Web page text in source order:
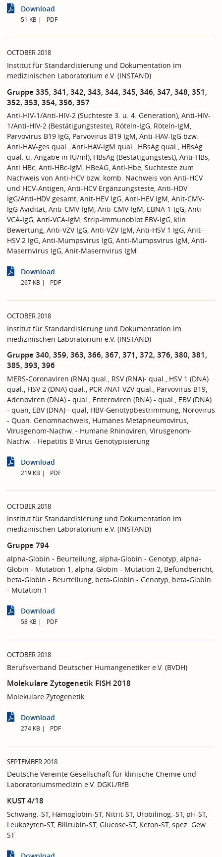
Download
51 KB PDF
OCTOBER 2018
Institut für Standardisierung und Dokumentation im
medizinischen Laboratorium e.V. (INSTAND)
Gruppe 335, 341, 342, 343, 344, 345, 346, 347, 348, 351,
352, 353, 354, 356, 357
Anti-HIV-1/Anti-HIV-2 (Suchteste 3. u. 4. Generation), Anti-HIV-
1/Anti-HIV-2 (Bestätigungsteste), Röteln-IgG, Röteln-IgM,
Parvovirus B19 IgG, Parvovirus B19 IgM, Anti-HAV-IgG bzw.
Anti-HAV-ges.qual., Anti-HAV-IgM qual., HBsAg qual., HBsAg
qual. u. Angabe in IU/ml), HBsAg (Bestätigungstest), Anti-HBs,
Anti HBc, Anti-HBc-IgM, HBeAG, Anti-Hbe, Suchteste zum
Nachweis von Anti-HCV bzw. komb. Nachweis von Anti-HCV
und HCV-Antigen, Anti-HCV Ergänzungsteste, Anti-HDV
IgG/Anti-HDV gesamt, Anit-HEV IgG, Anti-HEV IgM, Anit-CMV-
IgG Avidität, Anti-CMV-IgM, Anti-CMV-IgM, EBNA 1-IgG, Anti-
VCA-IgG, Anti-VCA-IgM, Strip-Immunoblot EBV-IgG, klin.
Bewertung, Anti-VZV IgG, Anti-VZV IgM, Anti-HSV 1 IgG, Anit-
HSV 2 IgG, Anti-Mumpsvirus IgG, Anti-Mumpsvirus IgM, Anti-
Masernvirus IgG, Anit-Masernvirus IgM
Download
267 KB PDF
OCTOBER 2018
Institut für Standardisierung und Dokumentation im
medizinischen Laboratorium e.V. (INSTAND)
Gruppe 340, 359, 363, 366, 367, 371, 372, 376, 380, 381,
385, 393, 396
MERS-Coronaviren (RNA) qual., RSV (RNA)- qual., HSV 1 (DNA)
qual., HSV 2 (DNA) qual., PCR-/NAT-VZV qual., Parvovirus B19,
Adenoviren (DNA) - qual., Enteroviren (RNA) - qual., EBV (DNA)
- quan, EBV (DNA) - qual, HBV-Genotypbestrimmung, Norovirus
- Quan. Genomnachweis, Humanes Metapneumovirus,
Virusgenom-Nachw. - Humane Rhinoviren, Virusgenom-
Nachw. - Hepatitis B Virus Genotypisierung
Download
219 KB PDF
OCTOBER 2018
Institut für Standardisierung und Dokumentation im
medizinischen Laboratorium e.V. (INSTAND)
Gruppe 794
alpha-Globin - Beurteilung, alpha-Globin - Genotyp, alpha-
Globin - Mutation 1, alpha-Globin - Mutation 2, Befundbericht,
beta-Globin - Beurteilung, beta-Globin - Genotyp, beta-Globin
- Mutation 1
Download
58 KB PDF
OCTOBER 2018
Berufsverband Deutscher Humangenetiker e.V. (BVDH)
Molekulare Zytogenetik FISH 2018
Molekulare Zytogenetik
Download
274 KB PDF
SEPTEMBER 2018
Deutsche Vereinte Gesellschaft für klinische Chemie und
Laboratoriumsmedizin e.V. DGKL/RfB
KUST 4/18
Schwang.-ST, Hämoglobin-ST, Nitrit-ST, Urobilinog.-ST, pH-ST,
Leukozyten-ST, Bilirubin-ST, Glucose-ST, Keton-ST, spez. Gew.
ST